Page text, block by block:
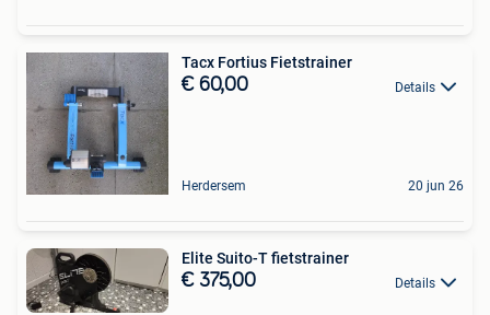
Tacx Fortius Fietstrainer
€ 60,00 Details
Herdersem 20 jun 26
Elite Suito-T fietstrainer
€ 375,00 Details